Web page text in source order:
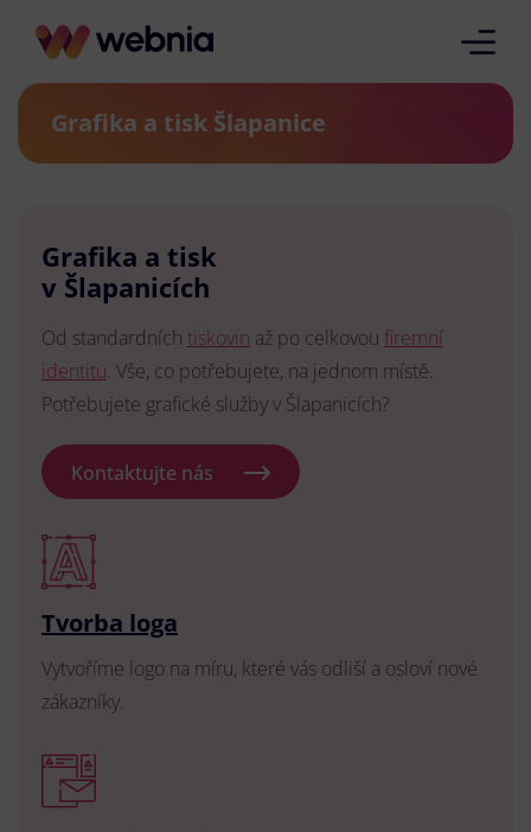
Grafika a tisk Šlapanice
Grafika a tisk
v Šlapanicích
Od standardních tiskovin až po celkovou firemní
identitu. Vše, co potřebujete, na jednom místě.
Potřebujete grafické služby v Šlapanicích?
Kontaktujte nás
Tvorba loga
Vytvoříme logo na míru, které vás odliší a osloví nové
zákazníky.